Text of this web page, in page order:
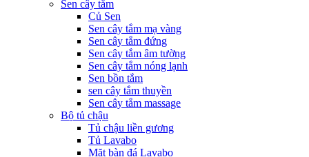
Sen cây tắm
Củ Sen
Sen cây tắm mạ vàng
Sen cây tắm đứng
Sen cây tắm âm tường
Sen cây tắm nóng lạnh
Sen bồn tắm
sen cây tắm thuyền
Sen cây tắm massage
Bộ tủ chậu
Tủ chậu liền gương
Tủ Lavabo
Mặt bàn đá Lavabo